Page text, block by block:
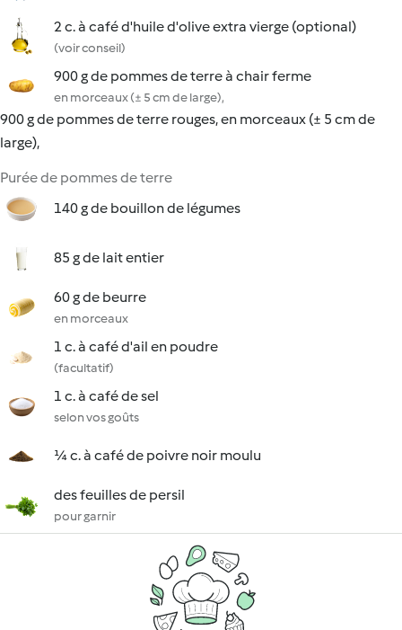
2 c. à café d'huile d'olive extra vierge (optional)
(voir conseil)
900 g de pommes de terre à chair ferme
en morceaux (± 5 cm de large),
900 g de pommes de terre rouges, en morceaux (± 5 cm de
large),
Purée de pommes de terre
140 g de bouillon de légumes
85 g de lait entier
60 g de beurre
en morceaux
1 c. à café d'ail en poudre
(facultatif)
1 c. à café de sel
selon vos goûts
¼ c. à café de poivre noir moulu
des feuilles de persil
pour garnir